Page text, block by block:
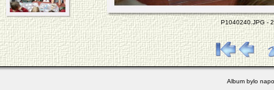
P1040240.JPG -
Album bylo